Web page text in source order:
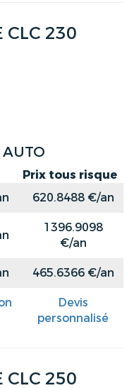
CLC 230
AUTO
Prix tous risque
620.8488 €/an
1396.9098
€/an
465.6366 €/an
Devis
personnalisé
CLC 250